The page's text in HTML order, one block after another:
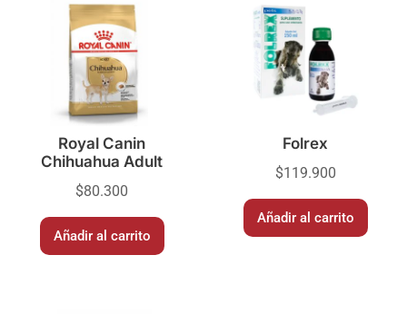
Royal Canin
Chihuahua Adult
$80.300
Añadir al carrito
Folrex
$119.900
Añadir al carrito